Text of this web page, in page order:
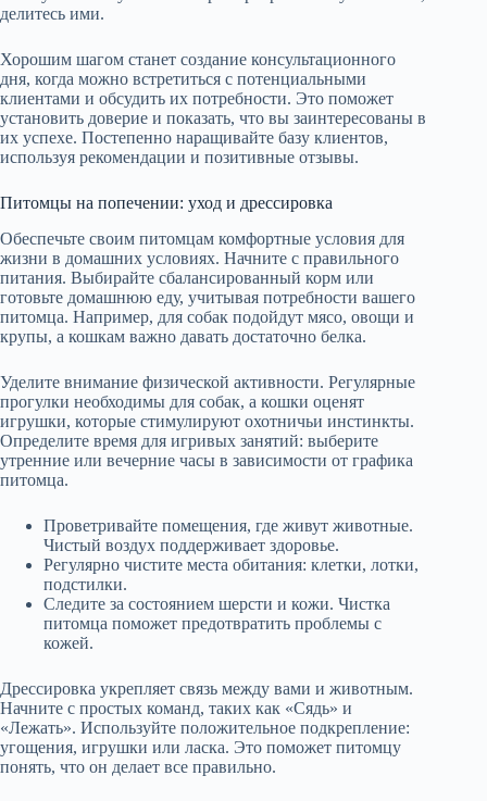
делитесь ими.
Хорошим шагом станет создание консультационного
дня, когда можно встретиться с потенциальными
клиентами и обсудить их потребности. Это поможет
установить доверие и показать, что вы заинтересованы в
их успехе. Постепенно наращивайте базу клиентов,
используя рекомендации и позитивные отзывы.
Питомцы на попечении: уход и дрессировка
Обеспечьте своим питомцам комфортные условия для
жизни в домашних условиях. Начните с правильного
питания. Выбирайте сбалансированный корм или
готовьте домашнюю еду, учитывая потребности вашего
питомца. Например, для собак подойдут мясо, овощи и
крупы, а кошкам важно давать достаточно белка.
Уделите внимание физической активности. Регулярные
прогулки необходимы для собак, а кошки оценят
игрушки, которые стимулируют охотничьи инстинкты.
Определите время для игривых занятий: выберите
утренние или вечерние часы в зависимости от графика
питомца.
Проветривайте помещения, где живут животные.
Чистый воздух поддерживает здоровье.
Регулярно чистите места обитания: клетки, лотки,
подстилки.
Следите за состоянием шерсти и кожи. Чистка
питомца поможет предотвратить проблемы с
кожей.
Дрессировка укрепляет связь между вами и животным.
Начните с простых команд, таких как «Сядь» и
«Лежать». Используйте положительное подкрепление:
угощения, игрушки или ласка. Это поможет питомцу
понять, что он делает все правильно.